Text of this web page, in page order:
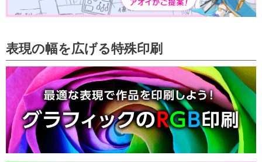
リリースのお知らせ
2025/11/12
【不織布バッグ】について重要なお知らせ
2025/11/11
【オンデマンドポスター印刷 最高級厚口和
紙】のご注文受付を再開しました
2025/11/10
【屋内用ポスター印刷（オンデマンド）】「パ
ウチ加工」受注再開のお知らせ
2025/11/4
【オンデマンドポスター印刷】について重要な
お知らせ
2025/10/2
【フルカラータオル印刷】について重要なお知
らせ
表現の幅を広げる特殊印刷